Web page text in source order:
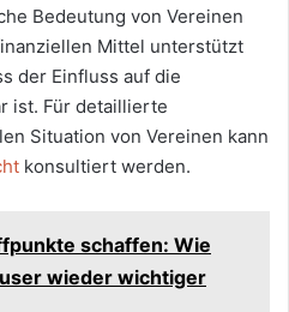
Bedeutung von Vereinen
Mittel unterstützt
der Einfluss auf die
ist. Für detaillierte
Situation von Vereinen kann
konsultiert werden.
schaffen: Wie
wieder wichtiger